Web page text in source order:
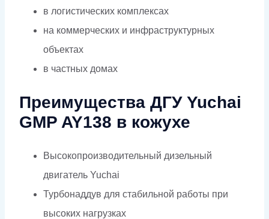
в логистических комплексах
на коммерческих и инфраструктурных
объектах
в частных домах
Преимущества ДГУ Yuchai
GMP AY138 в кожухе
Высокопроизводительный дизельный
двигатель Yuchai
Турбонаддув для стабильной работы при
высоких нагрузках